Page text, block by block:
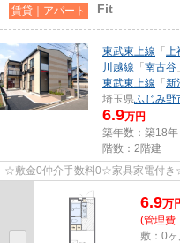
賃貸｜アパート Fit
東武東上線 「 上
川越線 「 南古谷
東武東上線 「 新
埼玉県ふじみ野
6.9万円
築年数：築18年
階数：2階建
☆敷金0仲介手数料0☆家具家電付
6.9万
(管理費
敷：0